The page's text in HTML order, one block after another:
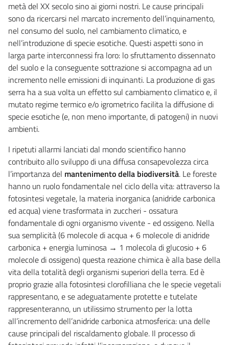
metà del XX secolo sino ai giorni nostri. Le cause principali
sono da ricercarsi nel marcato incremento dell’inquinamento,
nel consumo del suolo, nel cambiamento climatico, e
nell’introduzione di specie esotiche. Questi aspetti sono in
larga parte interconnessi fra loro: lo sfruttamento dissennato
del suolo e la conseguente sottrazione si accompagna ad un
incremento nelle emissioni di inquinanti. La produzione di gas
serra ha a sua volta un effetto sul cambiamento climatico e, il
mutato regime termico e/o igrometrico facilita la diffusione di
specie esotiche (e, non meno importante, di patogeni) in nuovi
ambienti.
I ripetuti allarmi lanciati dal mondo scientifico hanno
contribuito allo sviluppo di una diffusa consapevolezza circa
l’importanza del mantenimento della biodiversità. Le foreste
hanno un ruolo fondamentale nel ciclo della vita: attraverso la
fotosintesi vegetale, la materia inorganica (anidride carbonica
ed acqua) viene trasformata in zuccheri - ossatura
fondamentale di ogni organismo vivente - ed ossigeno. Nella
sua semplicità (6 molecole di acqua + 6 molecole di anidride
carbonica + energia luminosa → 1 molecola di glucosio + 6
molecole di ossigeno) questa reazione chimica è alla base della
vita della totalità degli organismi superiori della terra. Ed è
proprio grazie alla fotosintesi clorofilliana che le specie vegetali
rappresentano, e se adeguatamente protette e tutelate
rappresenteranno, un utilissimo strumento per la lotta
all’incremento dell’anidride carbonica atmosferica: una delle
cause principali del riscaldamento globale. Il processo di